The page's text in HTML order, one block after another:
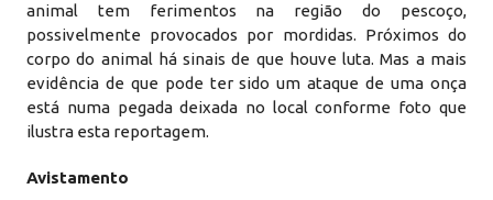
animal tem ferimentos na região do pescoço,
possivelmente provocados por mordidas. Próximos do
corpo do animal há sinais de que houve luta. Mas a mais
evidência de que pode ter sido um ataque de uma onça
está numa pegada deixada no local conforme foto que
ilustra esta reportagem.
Avistamento